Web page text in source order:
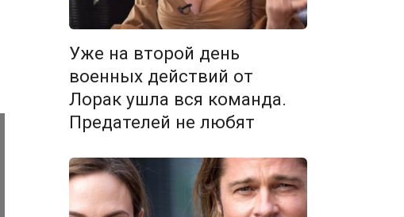
Уже на второй день
военных действий от
Лорак ушла вся команда.
Предателей не любят